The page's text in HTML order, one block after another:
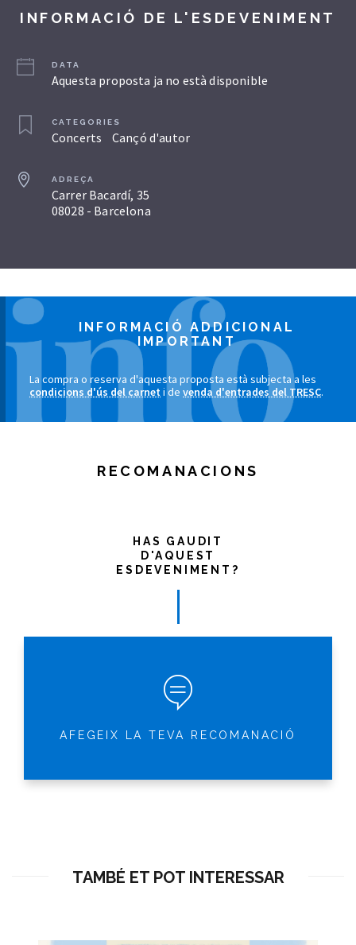
INFORMACIÓ DE L'ESDEVENIMENT
DATA
Aquesta proposta ja no està disponible
CATEGORIES
Concerts Cançó d'autor
ADREÇA
Carrer Bacardí, 35
08028 - Barcelona
INFORMACIÓ ADDICIONAL
IMPORTANT
La compra o reserva d'aquesta proposta està subjecta a les
condicions d'ús del carneti de venda d'entrades del TRESC.
RECOMANACIONS
HAS GAUDIT
D'AQUEST
ESDEVENIMENT?
AFEGEIX LA TEVA RECOMANACIÓ
TAMBÉ ET POT INTERESSAR